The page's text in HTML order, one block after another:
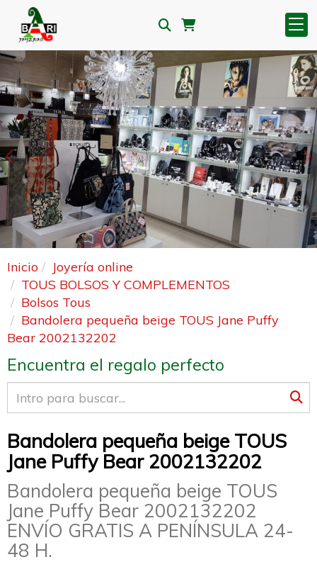
Anterior
Inicio
Joyería online
TOUS BOLSOS Y COMPLEMENTOS
Bolsos Tous
Bandolera pequeña beige TOUS Jane Puffy
Bear 2002132202
Encuentra el regalo perfecto
Bandolera pequeña beige TOUS
Jane Puffy Bear 2002132202
Bandolera pequeña beige TOUS
Jane Puffy Bear 2002132202
ENVÍO GRATIS A PENÍNSULA 24-
48 H.